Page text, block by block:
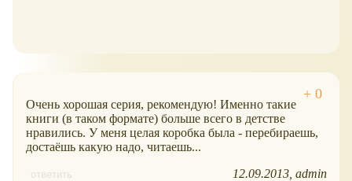
Очень хорошая серия, рекомендую! Именно такие
книги (в таком формате) больше всего в детстве
нравились. У меня целая коробка была - перебираешь,
достаёшь какую надо, читаешь...
ответить 12.09.2013 admin